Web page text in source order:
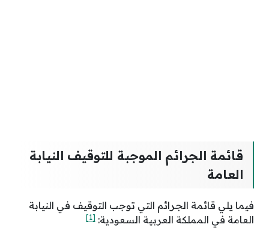
قائمة الجرائم الموجبة للتوقيف النيابة
العامة
فيما يلي قائمة الجرائم التي توجب التوقيف في النيابة
العامة في المملكة العربية السعودية: [1]